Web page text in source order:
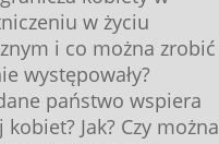
w życiu
i co można zrobić
występowały?
państwo wspiera
kobiet? Jak? Czy można